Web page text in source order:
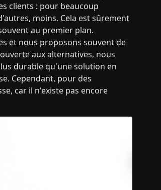
clients : pour beaucoup
moins. Cela est sûrement
au premier plan.
et nous proposons souvent de
aux alternatives, nous
durable qu'une solution en
Cependant, pour des
car il n'existe pas encore